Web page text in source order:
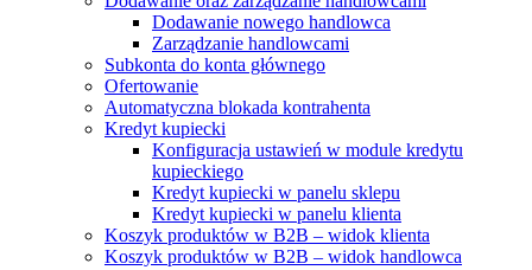
Dodawanie nowego handlowca
Zarządzanie handlowcami
Subkonta do konta głównego
Ofertowanie
Automatyczna blokada kontrahenta
Kredyt kupiecki
Konfiguracja ustawień w module kredytu
kupieckiego
Kredyt kupiecki w panelu sklepu
Kredyt kupiecki w panelu klienta
Koszyk produktów w B2B – widok klienta
Koszyk produktów w B2B – widok handlowca